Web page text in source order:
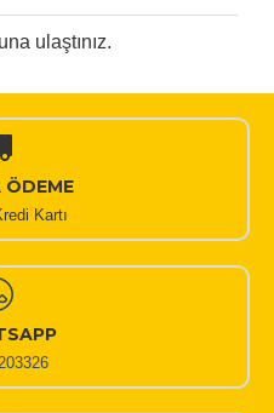
ulaştınız.
ÖDEME
Kartı